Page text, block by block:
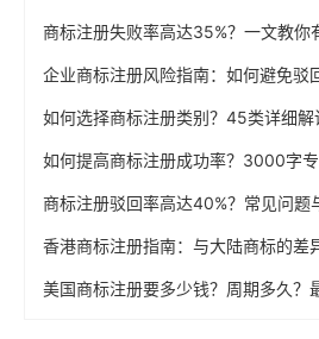
商标注册失败率高达35%？一文教你
企业商标注册风险指南：如何避免驳
如何选择商标注册类别？45类详细解
如何提高商标注册成功率？3000字
商标注册驳回率高达40%？常见问题
香港商标注册指南：与大陆商标的差
美国商标注册要多少钱？周期多久？